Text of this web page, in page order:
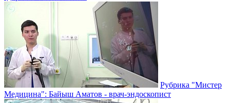
Рубрика "Мистер
Медицина": Байыш Аматов - врач-эндоскопист